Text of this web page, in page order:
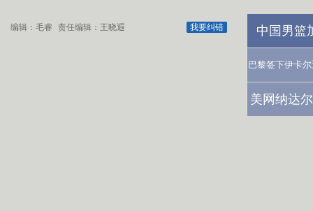
我要纠错
编辑：毛睿 责任编辑：王晓遐 中国男篮
巴黎签下伊卡
美网纳达